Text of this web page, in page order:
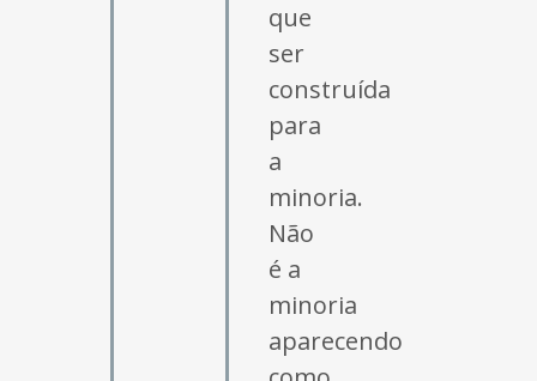
que
ser
construída
para
a
minoria.
Não
é a
minoria
aparecendo